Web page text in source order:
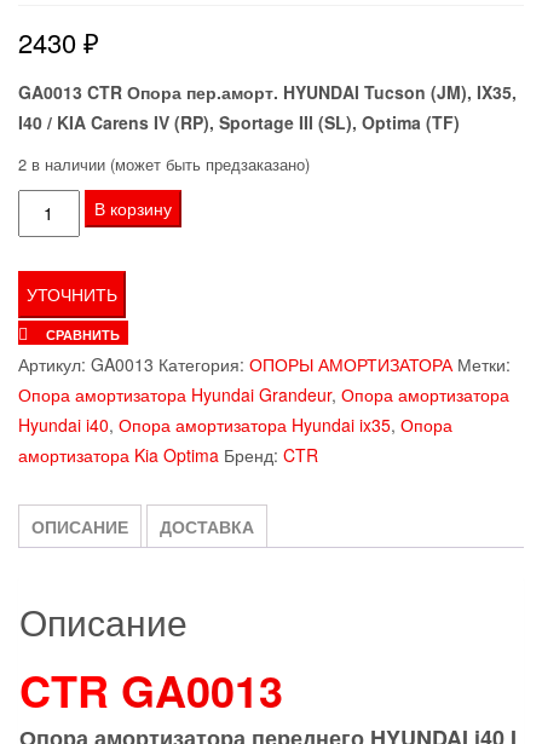
2430₽
GA0013 CTR Опора пер.аморт. HYUNDAI Tucson (JM), IX35,
I40 / KIA Carens IV (RP), Sportage III (SL), Optima (TF)
2 в наличии (может быть предзаказано)
Количество
товара
амортизатора
переднего
HYUNDAI
i40
I
OPTIMA
CTR
В корзину
СРАВНИТЬ
Артикул: GA0013 Категория: ОПОРЫ АМОРТИЗАТОРА Метки:
Опора амортизатора Hyundai Grandeur, Опора амортизатора
Hyundai i40, Опора амортизатора Hyundai ix35, Опора
амортизатора Kia Optima Бренд: CTR
ОПИСАНИЕ ДОСТАВКА
Описание
CTR GA0013
Опора амортизатора переднего HYUNDAI i40 I